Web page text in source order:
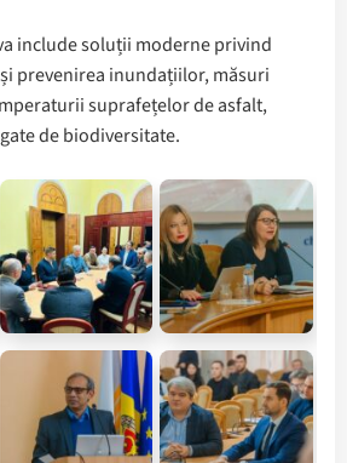
include soluții moderne privind
prevenirea inundațiilor, măsuri
suprafețelor de asfalt,
de biodiversitate.